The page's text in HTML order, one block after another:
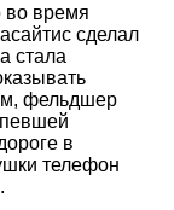
во время
сделал
стала
фельдшер
в
телефон